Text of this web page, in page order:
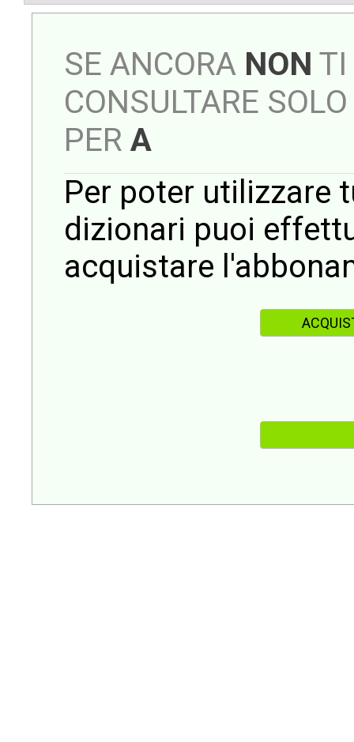
SE ANCORA NON TI
CONSULTARE
PER A
Per poter utilizzare
dizionari puoi
acquistare